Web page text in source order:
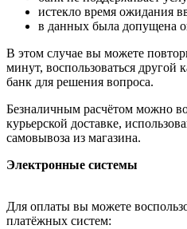
истекло время ожидания
в данных была допущена
В этом случае вы можете
минут, воспользоваться другой
банк для решения вопроса.
Безналичным расчётом можно
курьерской доставке,
самовывоза из магазина.
Электронные системы
Для оплаты вы можете
платёжных систем: